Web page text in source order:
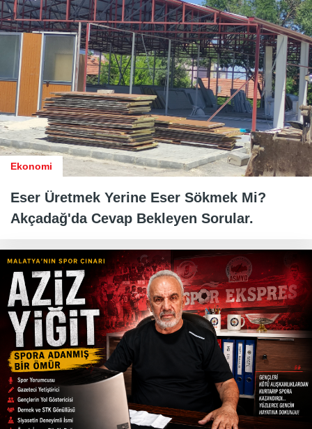
Ekonomi
Eser Üretmek Yerine Eser Sökmek Mi?
Akçadağ'da Cevap Bekleyen Sorular.